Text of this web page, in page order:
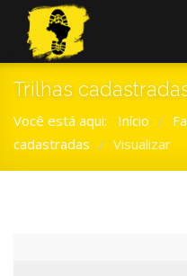
Trilhas
Você está aqui: Início /
cadastradas / Visualizar